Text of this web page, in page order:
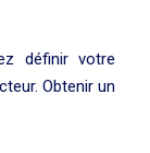
définir votre
Obtenir un